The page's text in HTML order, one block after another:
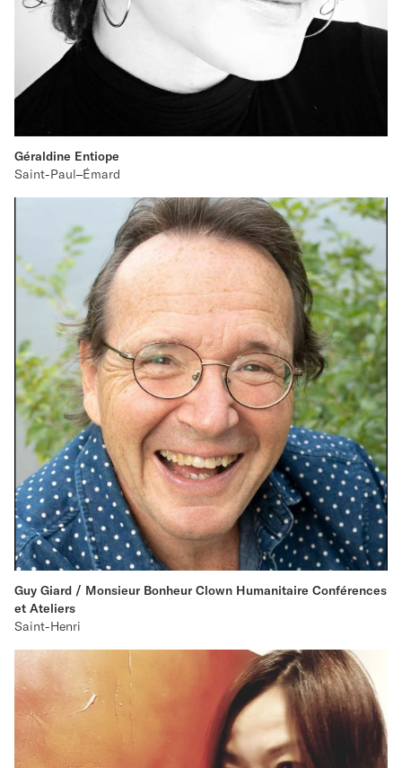
Géraldine Entiope
Saint-Paul–Émard
Guy Giard / Monsieur Bonheur Clown Humanitaire Conférences
et Ateliers
Saint-Henri